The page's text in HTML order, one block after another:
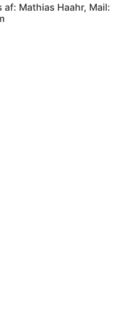
Mathias Haahr, Mail: